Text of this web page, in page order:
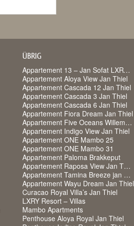
ÜBRIG
Appartement 13 – Jan Sofat LXRY Resort
Appartement Aloya View Jan Thiel
Appartement Cascada 12 Jan Thiel
Appartement Cascada 3 Jan Thiel
Appartement Cascada 6 Jan Thiel
Appartement Fiora Dream Jan Thiel
Appartement Five Oceans Willemstad
Appartement Indigo View Jan Thiel
Appartement ONE Mambo 25
Appartement ONE Mambo 31
Appartement Paloma Brakkeput
Appartement Raposa View Jan Thiel
Appartement Tamina Breeze jan Thiel
Appartement Wayu Dream Jan Thiel
Curacao Royal Villa’s Jan Thiel
LXRY Resort – Villas
Mambo Apartments
Penthouse Aloya Royal Jan Thiel